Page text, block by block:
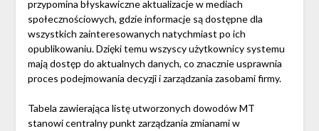
przypomina błyskawiczne aktualizacje w mediach
społecznościowych, gdzie informacje są dostępne dla
wszystkich zainteresowanych natychmiast po ich
opublikowaniu. Dzięki temu wszyscy użytkownicy systemu
mają dostęp do aktualnych danych, co znacznie usprawnia
proces podejmowania decyzji i zarządzania zasobami firmy.
Tabela zawierająca listę utworzonych dowodów MT
stanowi centralny punkt zarządzania zmianami w